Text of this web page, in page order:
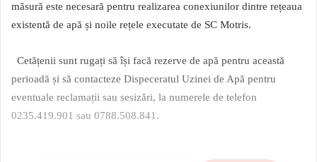
măsură este necesară pentru realizarea conexiunilor dintre rețeaua
existentă de apă și noile rețele executate de SC Motris.
Cetățenii sunt rugați să își facă rezerve de apă pentru această
perioadă și să contacteze Dispeceratul Uzinei de Apă pentru
eventuale reclamații sau sesizări, la numerele de telefon
0235.419.901 sau 0788.508.841.